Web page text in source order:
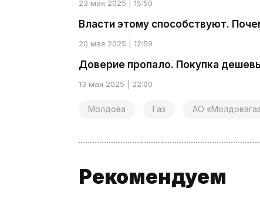
23 мая 2025 | 15:50
Власти этому способствуют.
20 мая 2025 | 12:59
Доверие пропало. Покупка
13 мая 2025 | 22:00
Молдова Газ АО
Рекомендуем